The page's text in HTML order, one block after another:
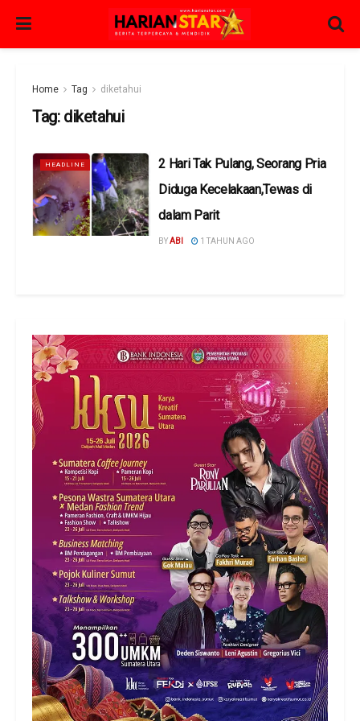
Home Tag diketahui
Tag: diketahui
HEADLINE
2 Hari Tak Pulang, Seorang Pria
Diduga Kecelakaan,Tewas di
dalam Parit
BYABI 1 TAHUN AGO